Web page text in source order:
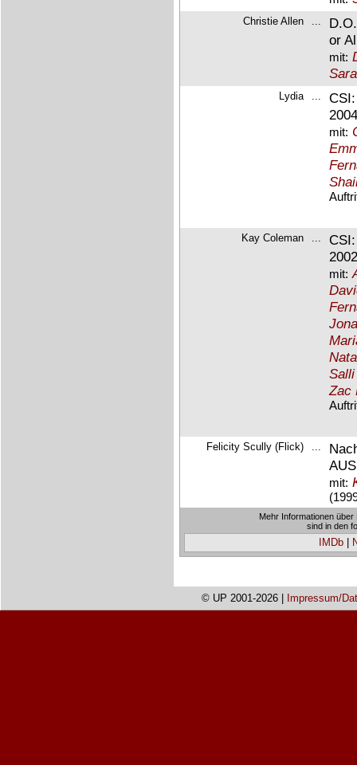
Christie Allen
or
mit:
Lydia
mit:
Kay Coleman
mit:
Zac
Felicity Scully (Flick)
mit:
Mehr Informationen über
sind in den
IMDb|
© UP 2001-2026 | Impressum/